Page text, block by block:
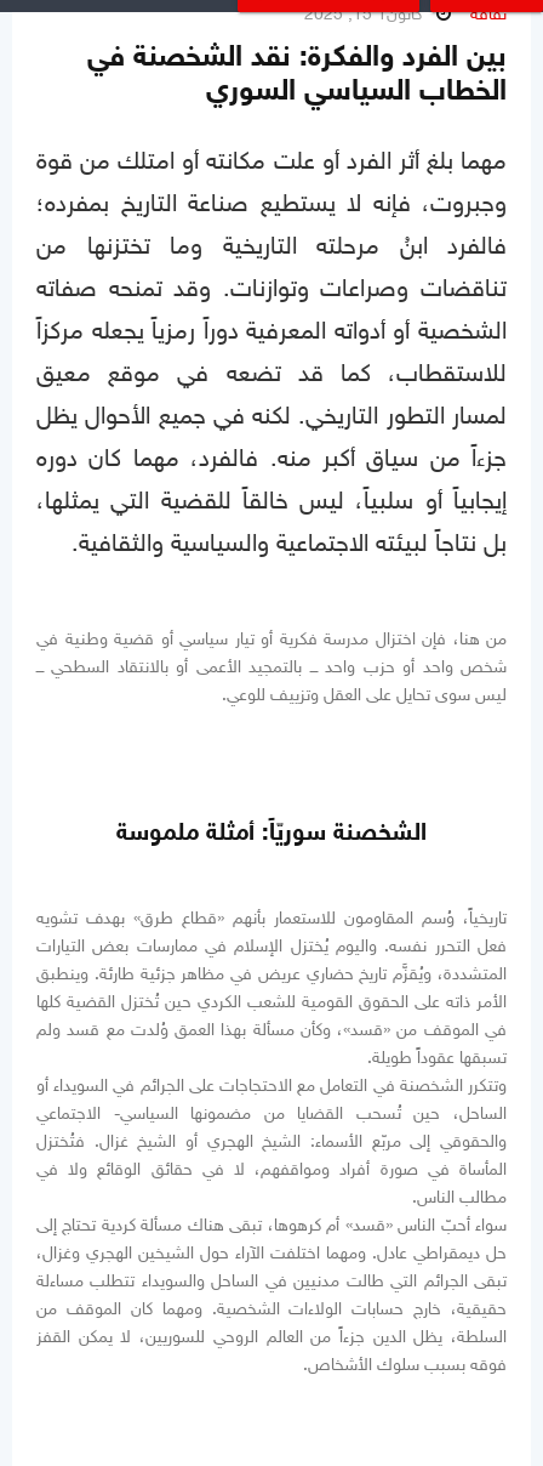
ثقافة كانون1 15, 2025
بين الفرد والفكرة: نقد الشخصنة في
الخطاب السياسي السوري
مهما بلغ أثر الفرد أو علت مكانته أو امتلك من قوة
وجبروت، فإنه لا يستطيع صناعة التاريخ بمفرده؛
فالفرد ابنُ مرحلته التاريخية وما تختزنها من
تناقضات وصراعات وتوازنات. وقد تمنحه صفاته
الشخصية أو أدواته المعرفية دوراً رمزياً يجعله مركزاً
للاستقطاب، كما قد تضعه في موقع معيق
لمسار التطور التاريخي. لكنه في جميع الأحوال يظل
جزءاً من سياق أكبر منه. فالفرد، مهما كان دوره
إيجابياً أو سلبياً، ليس خالقاً للقضية التي يمثلها،
بل نتاجاً لبيئته الاجتماعية والسياسية والثقافية.
من هنا، فإن اختزال مدرسة فكرية أو تيار سياسي أو قضية وطنية في
شخص واحد أو حزب واحد ـــ بالتمجيد الأعمى أو بالانتقاد السطحي ـــ
ليس سوى تحايل على العقل وتزييف للوعي.
الشخصنة سوريّاً: أمثلة ملموسة
تاريخياً، وُسم المقاومون للاستعمار بأنهم «قطاع طرق» بهدف تشويه
فعل التحرر نفسه. واليوم يُختزل الإسلام في ممارسات بعض التيارات
المتشددة، ويُقزَّم تاريخ حضاري عريض في مظاهر جزئية طارئة. وينطبق
الأمر ذاته على الحقوق القومية للشعب الكردي حين تُختزل القضية كلها
في الموقف من «قسد»، وكأن مسألة بهذا العمق وُلدت مع قسد ولم
تسبقها عقوداً طويلة.
وتتكرر الشخصنة في التعامل مع الاحتجاجات على الجرائم في السويداء أو
الساحل، حين تُسحب القضايا من مضمونها السياسي- الاجتماعي
والحقوقي إلى مربّع الأسماء: الشيخ الهجري أو الشيخ غزال. فتُختزل
المأساة في صورة أفراد ومواقفهم، لا في حقائق الوقائع ولا في
مطالب الناس.
سواء أحبّ الناس «قسد» أم كرهوها، تبقى هناك مسألة كردية تحتاج إلى
حل ديمقراطي عادل. ومهما اختلفت الآراء حول الشيخين الهجري وغزال،
تبقى الجرائم التي طالت مدنيين في الساحل والسويداء تتطلب مساءلة
حقيقية، خارج حسابات الولاءات الشخصية. ومهما كان الموقف من
السلطة، يظل الدين جزءاً من العالم الروحي للسوريين، لا يمكن القفز
فوقه بسبب سلوك الأشخاص.